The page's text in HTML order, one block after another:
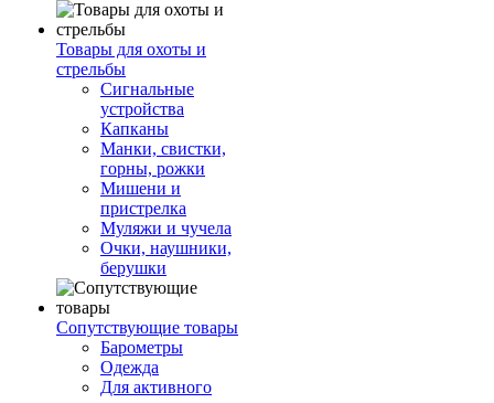
Товары для охоты и
стрельбы
Сигнальные
устройства
Капканы
Манки, свистки,
горны, рожки
Мишени и
пристрелка
Муляжи и чучела
Очки, наушники,
берушки
Сопутствующие товары
Барометры
Одежда
Для активного